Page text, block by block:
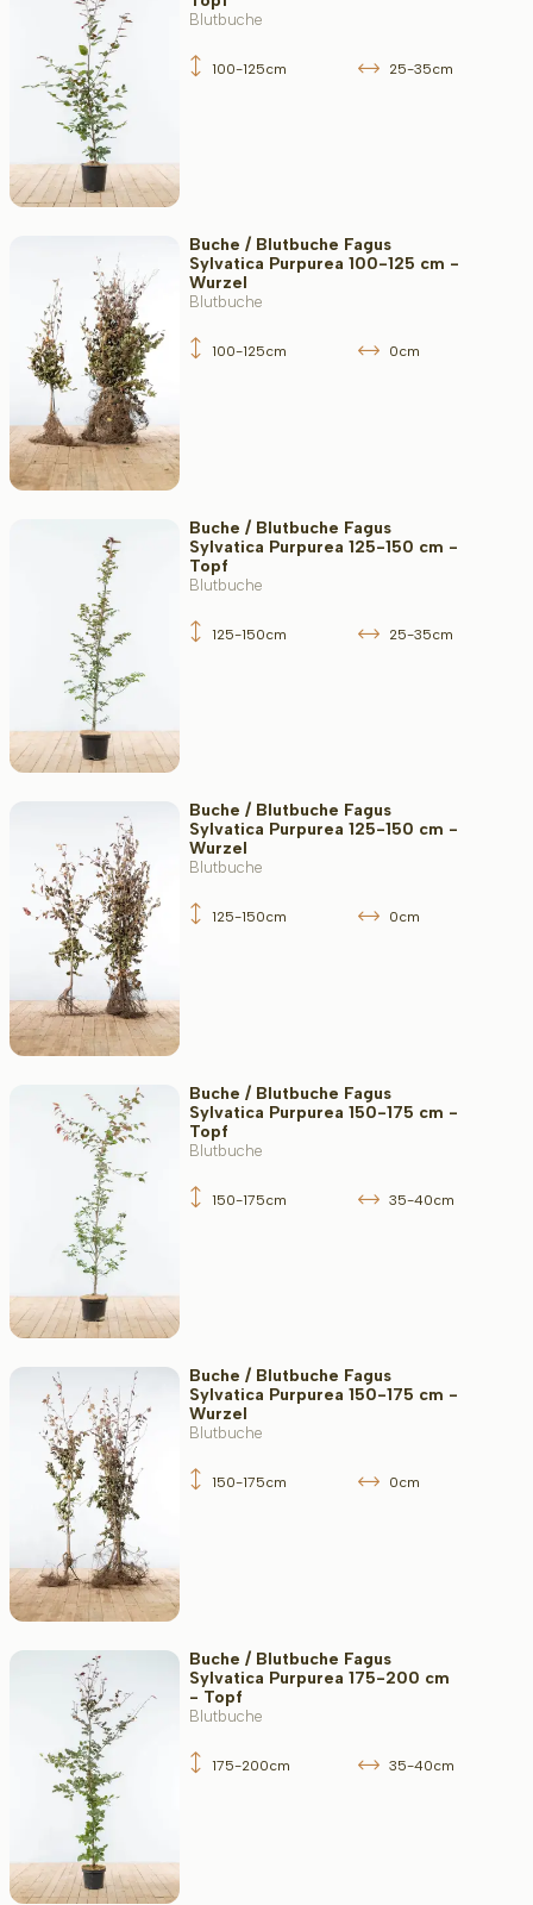
Blutbuche
100-125cm 25-35cm
Buche / Blutbuche Fagus
Sylvatica Purpurea 100-125 cm -
Wurzel
Blutbuche
100-125cm 0cm
Buche / Blutbuche Fagus
Sylvatica Purpurea 125-150 cm -
Topf
Blutbuche
125-150cm 25-35cm
Buche / Blutbuche Fagus
Sylvatica Purpurea 125-150 cm -
Wurzel
Blutbuche
125-150cm 0cm
Buche / Blutbuche Fagus
Sylvatica Purpurea 150-175 cm -
Topf
Blutbuche
150-175cm 35-40cm
Buche / Blutbuche Fagus
Sylvatica Purpurea 150-175 cm -
Wurzel
Blutbuche
150-175cm 0cm
Buche / Blutbuche Fagus
Sylvatica Purpurea 175-200 cm
- Topf
Blutbuche
175-200cm 35-40cm